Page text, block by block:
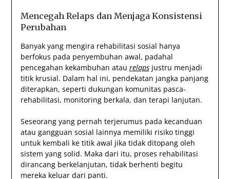
Mencegah Relaps dan Menjaga Konsistensi
Perubahan
Banyak yang mengira rehabilitasi sosial hanya
berfokus pada penyembuhan awal, padahal
pencegahan kekambuhan atau relapsjustru menjadi
titik krusial. Dalam hal ini, pendekatan jangka panjang
diterapkan, seperti dukungan komunitas pasca-
rehabilitasi, monitoring berkala, dan terapi lanjutan.
Seseorang yang pernah terjerumus pada kecanduan
atau gangguan sosial lainnya memiliki risiko tinggi
untuk kembali ke titik awal jika tidak ditopang oleh
sistem yang solid. Maka dari itu, proses rehabilitasi
dirancang berkelanjutan, tidak berhenti begitu
mereka keluar dari panti.